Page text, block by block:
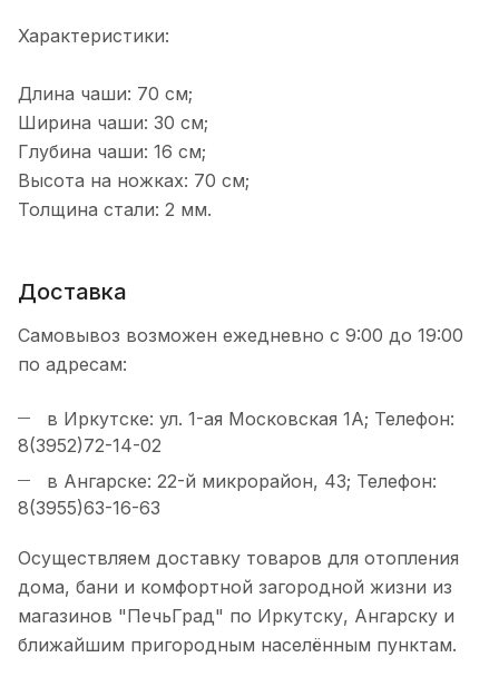
Характеристики:
Длина чаши: 70 см;
Ширина чаши: 30 см;
Глубина чаши: 16 см;
Высота на ножках: 70 см;
Толщина стали: 2 мм.
Доставка
Самовывоз возможен ежедневно с 9:00 до 19:00
по адресам:
в Иркутске: ул. 1-ая Московская 1А; Телефон:
8(3952)72-14-02
в Ангарске: 22-й микрорайон, 43; Телефон:
8(3955)63-16-63
Осуществляем доставку товаров для отопления
дома, бани и комфортной загородной жизни из
магазинов "ПечьГрад" по Иркутску, Ангарску и
ближайшим пригородным населённым пунктам.